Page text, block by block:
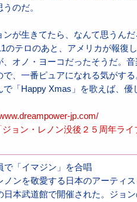
のだ。
ンが生きてたら、なんて思うん
のテロのあと、アメリカが報復
、オノ・ヨーコだったそうだ。
、一番ピュアになれる気がする
「Happy Xmas」を歌えば、優
jp.com/
ョン・レノン没後２５周年ラ
で「イマジン」を合唱
ノンを敬愛する日本のアーティ
日本武道館で開催された。ジョ